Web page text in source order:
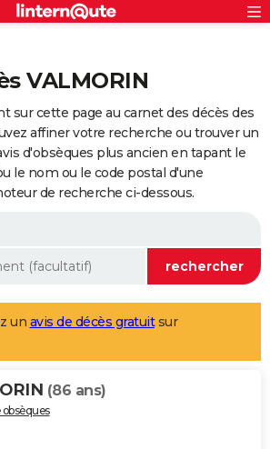
VALMORIN
sur cette page au carnet des décès des
affiner votre recherche ou trouver un
d'obsèques plus ancien en tapant le
le nom ou le code postal d'une
de recherche ci-dessous.
un avis de décès gratuitsur
(86 ans)